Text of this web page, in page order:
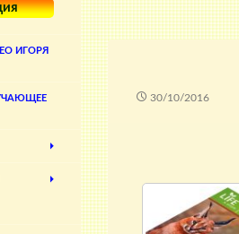
30/10/2016
ИГОРЯ